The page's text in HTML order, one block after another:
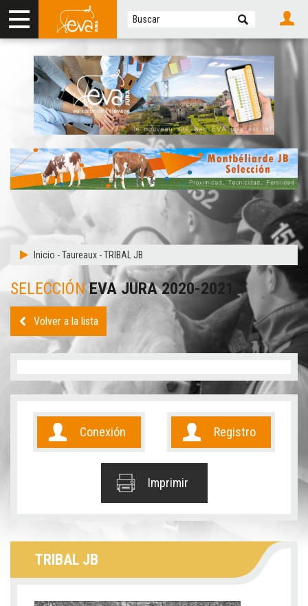
Inicio -Taureaux -TRIBAL JB
SELECCIÓNEVA JURA 2020-2021
Volver a la lista
Conexión Registro
Imprimir
TRIBAL JB